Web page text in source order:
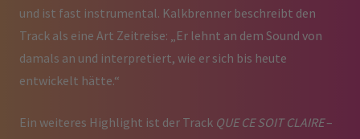
und ist fast instrumental. Kalkbrenner beschreibt den
Track als eine Art Zeitreise: „Er lehnt an dem Sound von
damals an und interpretiert, wie er sich bis heute
entwickelt hätte.“
Ein weiteres Highlight ist der Track QUE CE SOIT CLAIRE–